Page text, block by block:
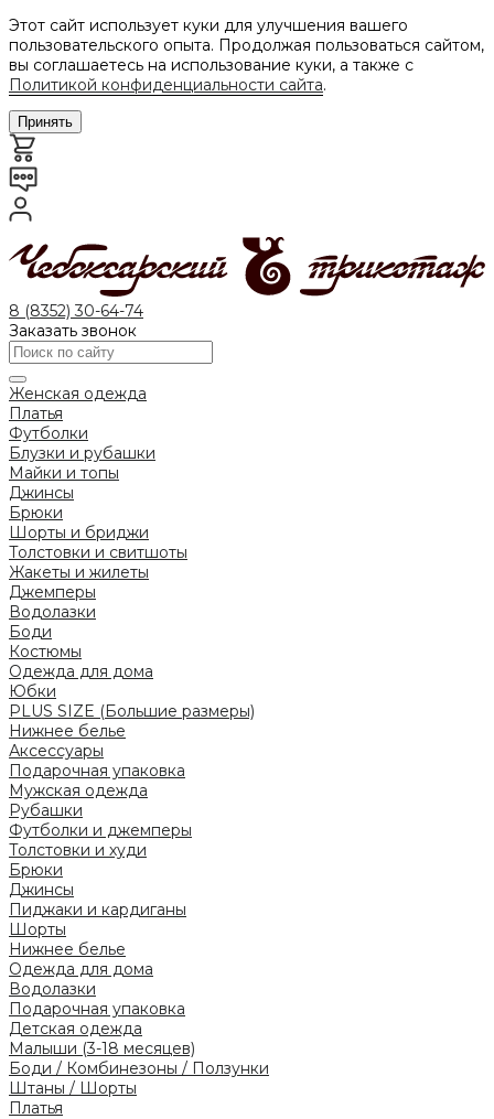
Этот сайт использует куки для улучшения вашего
пользовательского опыта. Продолжая пользоваться сайтом,
вы соглашаетесь на использование куки, а также с
Политикой конфиденциальности сайта.
Принять
8 (8352) 30-64-74
Заказать звонок
Женская одежда
Платья
Футболки
Блузки и рубашки
Майки и топы
Джинсы
Брюки
Шорты и бриджи
Толстовки и свитшоты
Жакеты и жилеты
Джемперы
Водолазки
Боди
Костюмы
Одежда для дома
Юбки
PLUS SIZE (Большие размеры)
Нижнее белье
Аксессуары
Подарочная упаковка
Мужская одежда
Рубашки
Футболки и джемперы
Толстовки и худи
Брюки
Джинсы
Пиджаки и кардиганы
Шорты
Нижнее белье
Одежда для дома
Водолазки
Подарочная упаковка
Детская одежда
Малыши (3-18 месяцев)
Боди / Комбинезоны / Ползунки
Штаны / Шорты
Платья